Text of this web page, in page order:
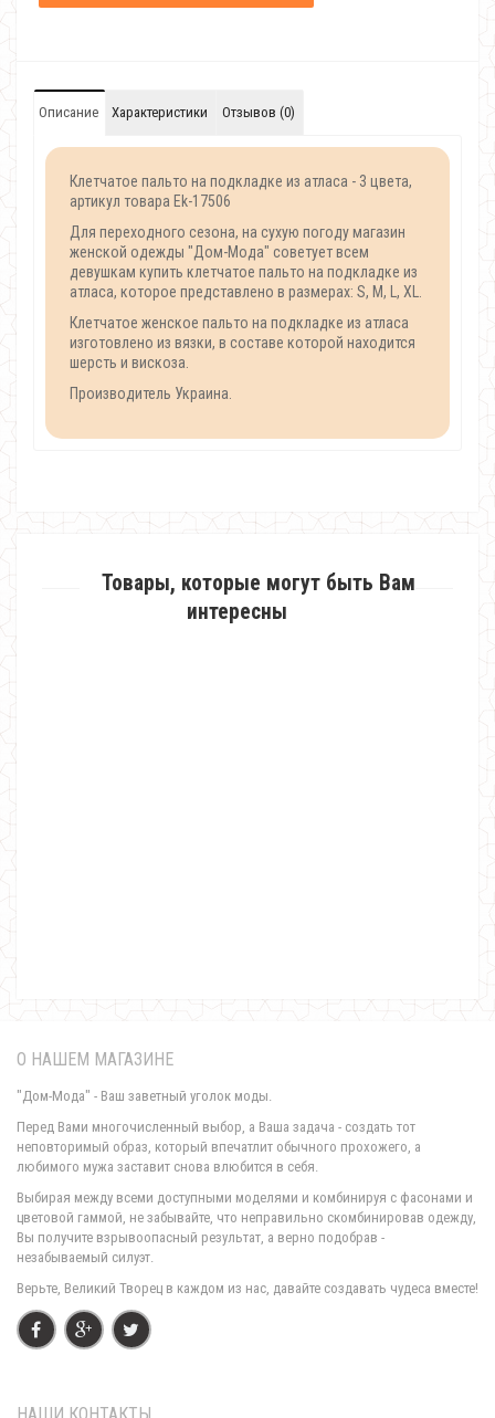
Описание Характеристики Отзывов (0)
Клетчатое пальто на подкладке из атласа - 3 цвета,
артикул товара Ek-17506
Для переходного сезона, на сухую погоду магазин
женской одежды "Дом-Мода" советует всем
девушкам купить клетчатое пальто на подкладке из
атласа, которое представлено в размерах: S, M, L, XL.
Клетчатое женское пальто на подкладке из атласа
изготовлено из вязки, в составе которой находится
шерсть и вискоза.
Производитель Украина.
Товары, которые могут быть Вам
интересны
О НАШЕМ МАГАЗИНЕ
"Дом-Мода" - Ваш заветный уголок моды.
Перед Вами многочисленный выбор, а Ваша задача - создать тот
неповторимый образ, который впечатлит обычного прохожего, а
любимого мужа заставит снова влюбится в себя.
Выбирая между всеми доступными моделями и комбинируя с фасонами и
цветовой гаммой, не забывайте, что неправильно скомбинировав одежду,
Вы получите взрывоопасный результат, а верно подобрав -
незабываемый силуэт.
Верьте, Великий Творец в каждом из нас, давайте создавать чудеса вместе!